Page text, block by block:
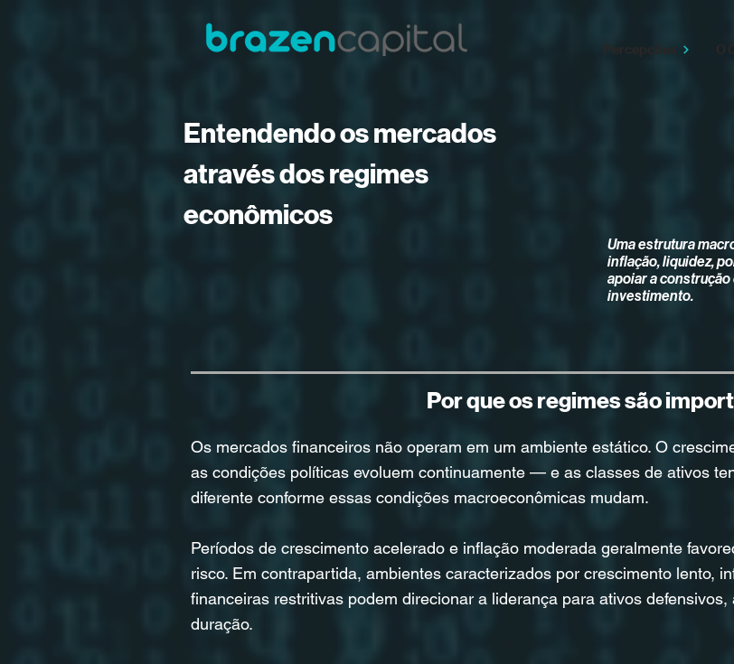
Entendendo os mercados
através dos regimes
econômicos
Uma estrutura
inflação, liquidez,
apoiar a
investimento.
Por que os regimes são
Os mercados financeiros não operam em um ambiente estático. O
as condições políticas evoluem continuamente — e as classes de ativos
diferente conforme essas condições macroeconômicas mudam.
Períodos de crescimento acelerado e inflação moderada geralmente
risco. Em contrapartida, ambientes caracterizados por crescimento lento,
financeiras restritivas podem direcionar a liderança para ativos
duração.